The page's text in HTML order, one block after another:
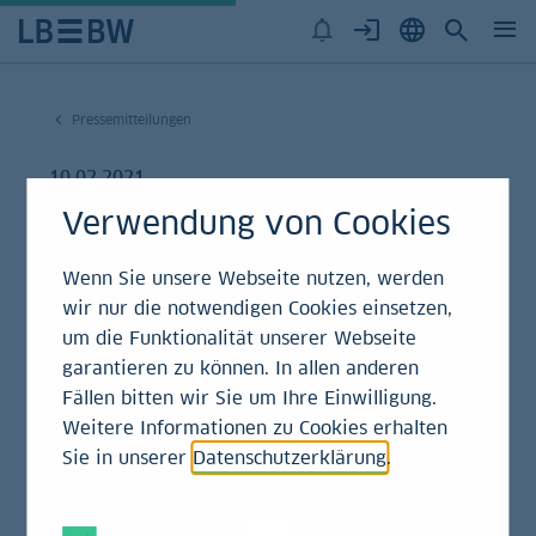
Pressemitteilungen
10.02.2021
LBBW emittiert
erstmals Social Bonds
für Privat­anleger
Pressemitteilung
Verwendung von Cookies
Wenn Sie unsere Webseite nutzen, werden
wir nur die notwendigen Cookies einsetzen,
um die Funktionalität unserer Webseite
garantieren zu können. In allen anderen
Fällen bitten wir Sie um Ihre Einwilligung.
Weitere Informationen zu Cookies erhalten
Sie in unserer Datenschutzerklärung.